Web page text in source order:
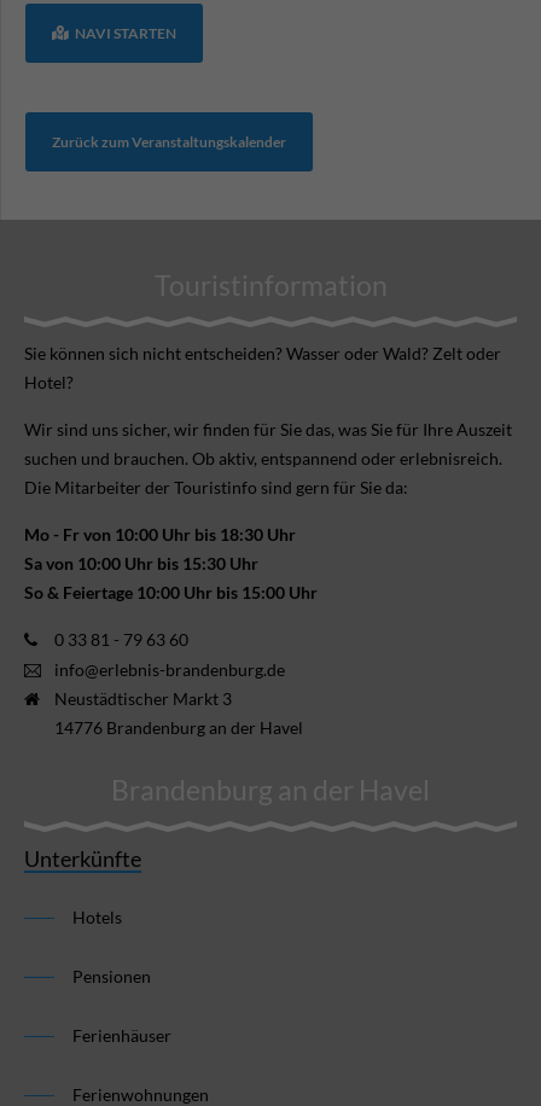
NAVI STARTEN
Zurück zum Veranstaltungskalender
Touristinformation
Sie können sich nicht ent­scheiden? Wasser oder Wald? Zelt oder
Hotel?
Wir sind uns sicher, wir finden für Sie das, was Sie für Ihre Aus­zeit
suchen und brauchen. Ob aktiv, ent­spannend oder erlebnis­reich.
Die Mitarbeiter der Touristinfo sind gern für Sie da:
Mo - Fr von 10:00 Uhr bis 18:30 Uhr
Sa von 10:00 Uhr bis 15:30 Uhr
So & Feiertage 10:00 Uhr bis 15:00 Uhr
0 33 81 - 79 63 60
info@erlebnis-brandenburg.de
Neustädtischer Markt 3
14776 Brandenburg an der Havel
Brandenburg an der Havel
Unterkünfte
Hotels
Pensionen
Ferienhäuser
Ferienwohnungen